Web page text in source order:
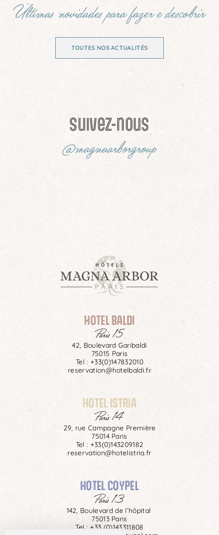
Últimas novidades para fazer e descobrir
TOUTES NOS ACTUALITÉS
Suivez-nous
@magnaarborgroup
HOTEL BALDI
Paris 15
42, Boulevard Garibaldi
75015 Paris
Tel :+33(0)147832010
reservation@hotelbaldi.fr
HOTEL ISTRIA
Paris 14
29, rue Campagne Première
75014 Paris
Tel : +33(0)143209182
reservation@hotelistria.fr
HOTEL COYPEL
Paris 13
142, Boulevard de l’hôpital
75013 Paris
Tel : +33 (0)143311808